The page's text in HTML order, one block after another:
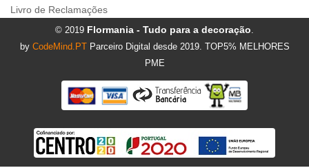
Livro de Reclamações
© 2019 Flormania - Tudo para a decoração.
by CodeMind.PT Parceiro Digital desde 2019. TOP5% MELHORES
PME